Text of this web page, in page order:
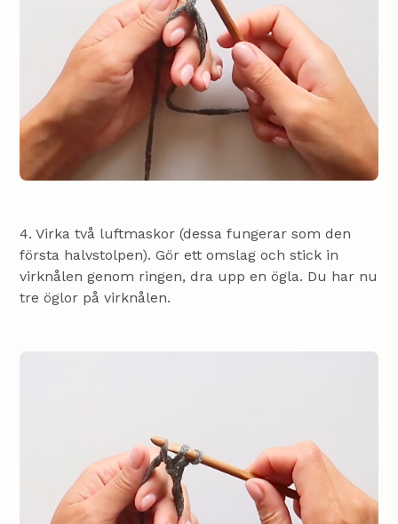
4. Virka två luftmaskor (dessa fungerar som den
första halvstolpen). Gör ett omslag och stick in
virknålen genom ringen, dra upp en ögla. Du har nu
tre öglor på virknålen.